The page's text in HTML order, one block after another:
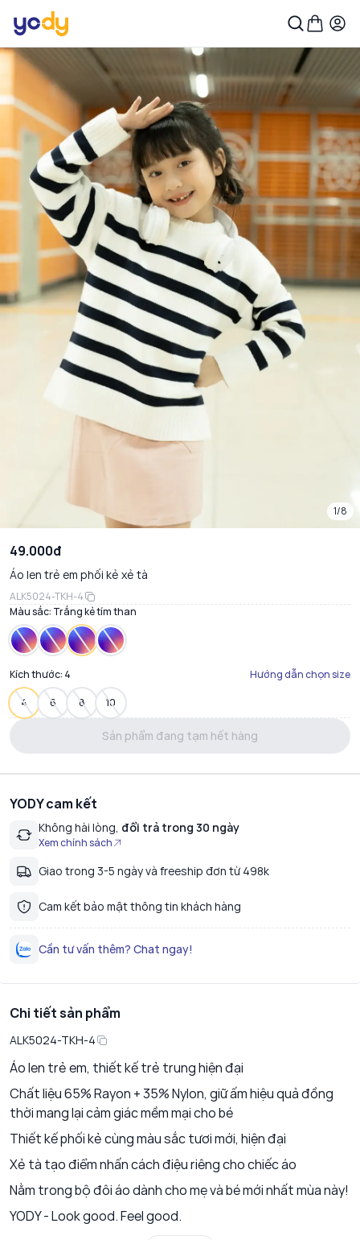
1/8
49.000đ
Áo len trẻ em phối kẻ xẻ tà
ALK5024-TKH-4
Màu sắc: Trắng kẻ tím than
Kích thước: 4 Hướng dẫn chọn size
4 6 8 10
Sản phẩm đang tạm hết hàng
YODY cam kết
Không hài lòng, đổi trả trong 30 ngày
Xem chính sách
Giao trong 3-5 ngày và freeship đơn từ 498k
Cam kết bảo mật thông tin khách hàng
Cần tư vấn thêm? Chat ngay!
Chi tiết sản phẩm
ALK5024-TKH-4
Áo len trẻ em, thiết kế trẻ trung hiện đại
Chất liệu 65% Rayon + 35% Nylon, giữ ấm hiệu quả đồng
thời mang lại cảm giác mềm mại cho bé
Thiết kế phối kẻ cùng màu sắc tươi mới, hiện đại
Xẻ tà tạo điểm nhấn cách điệu riêng cho chiếc áo
Nằm trong bộ đôi áo dành cho mẹ và bé mới nhất mùa này!
YODY - Look good. Feel good.